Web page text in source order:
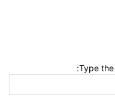
Type